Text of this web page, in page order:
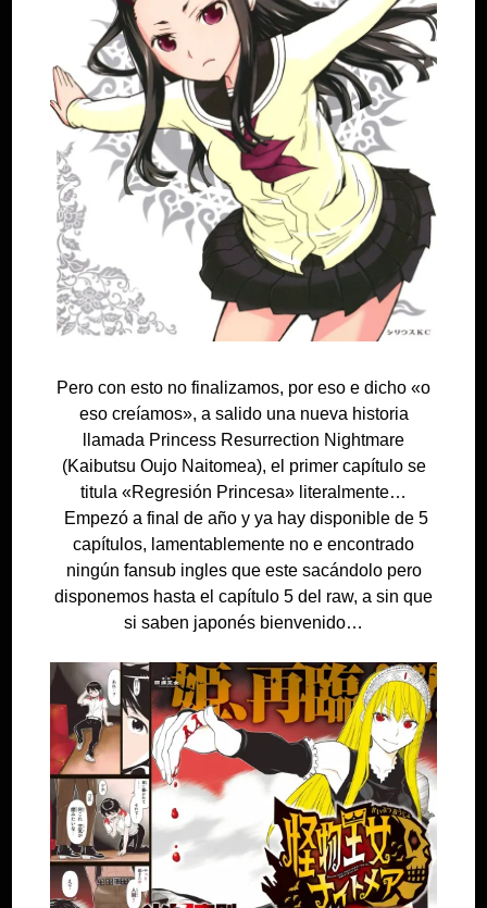
Pero con esto no finalizamos, por eso e dicho «o
eso creíamos», a salido una nueva historia
llamada Princess Resurrection Nightmare
(Kaibutsu Oujo Naitomea), el primer capítulo se
titula «Regresión Princesa» literalmente…
Empezó a final de año y ya hay disponible de 5
capítulos, lamentablemente no e encontrado
ningún fansub ingles que este sacándolo pero
disponemos hasta el capítulo 5 del raw, a sin que
si saben japonés bienvenido…